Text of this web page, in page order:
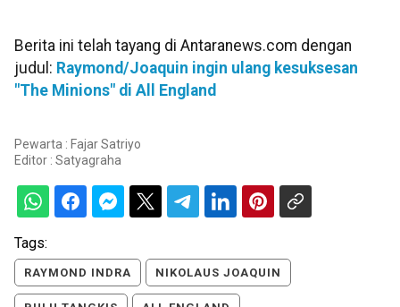
Berita ini telah tayang di Antaranews.com dengan
judul: Raymond/Joaquin ingin ulang kesuksesan
"The Minions" di All England
Pewarta : Fajar Satriyo
Editor : Satyagraha
Tags:
RAYMOND INDRA NIKOLAUS JOAQUIN